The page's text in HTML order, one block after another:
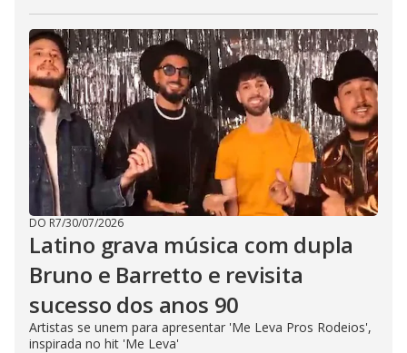
DO R7/30/07/2026
Latino grava música com dupla
Bruno e Barretto e revisita
sucesso dos anos 90
Artistas se unem para apresentar 'Me Leva Pros Rodeios',
inspirada no hit 'Me Leva'